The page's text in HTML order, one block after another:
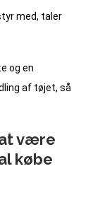
med, taler
og en
af tøjet, så
være
købe